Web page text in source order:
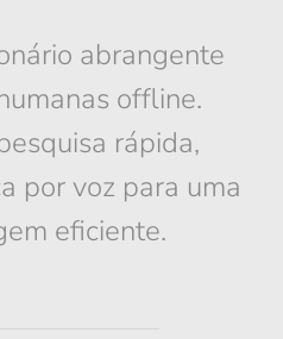
abrangente
offline.
rápida,
por voz para uma
eficiente.